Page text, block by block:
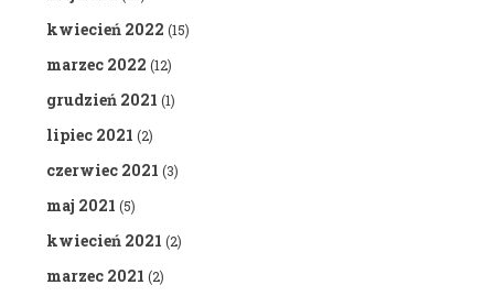
kwiecień 2022 (15)
marzec 2022 (12)
grudzień 2021 (1)
lipiec 2021 (2)
czerwiec 2021 (3)
maj 2021 (5)
kwiecień 2021 (2)
marzec 2021 (2)